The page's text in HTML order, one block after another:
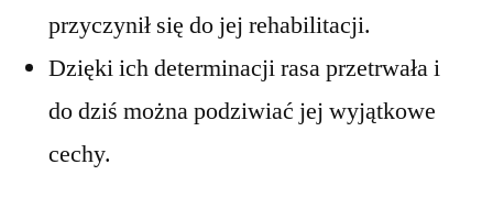
przyczynił się do jej rehabilitacji.
Dzięki ich determinacji rasa przetrwała i
do dziś można podziwiać jej wyjątkowe
cechy.